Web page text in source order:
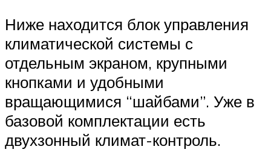
Ниже находится блок управления
климатической системы с
отдельным экраном, крупными
кнопками и удобными
вращающимися “шайбами”. Уже в
базовой комплектации есть
двухзонный климат-контроль.